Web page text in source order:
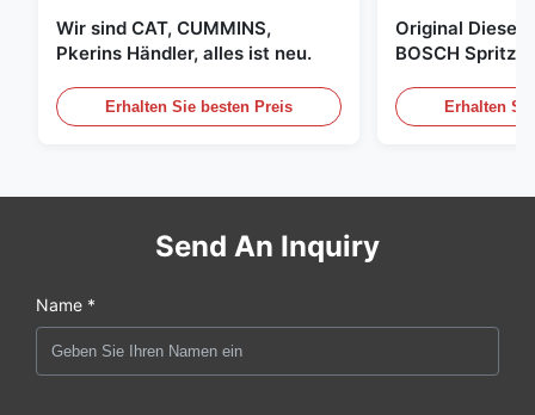
Wir sind CAT, CUMMINS,
Pkerins Händler, alles ist neu.
Erhalten Sie besten Preis
Original Diesel
BOSCH
Erhalten
Send An Inquiry
Name *